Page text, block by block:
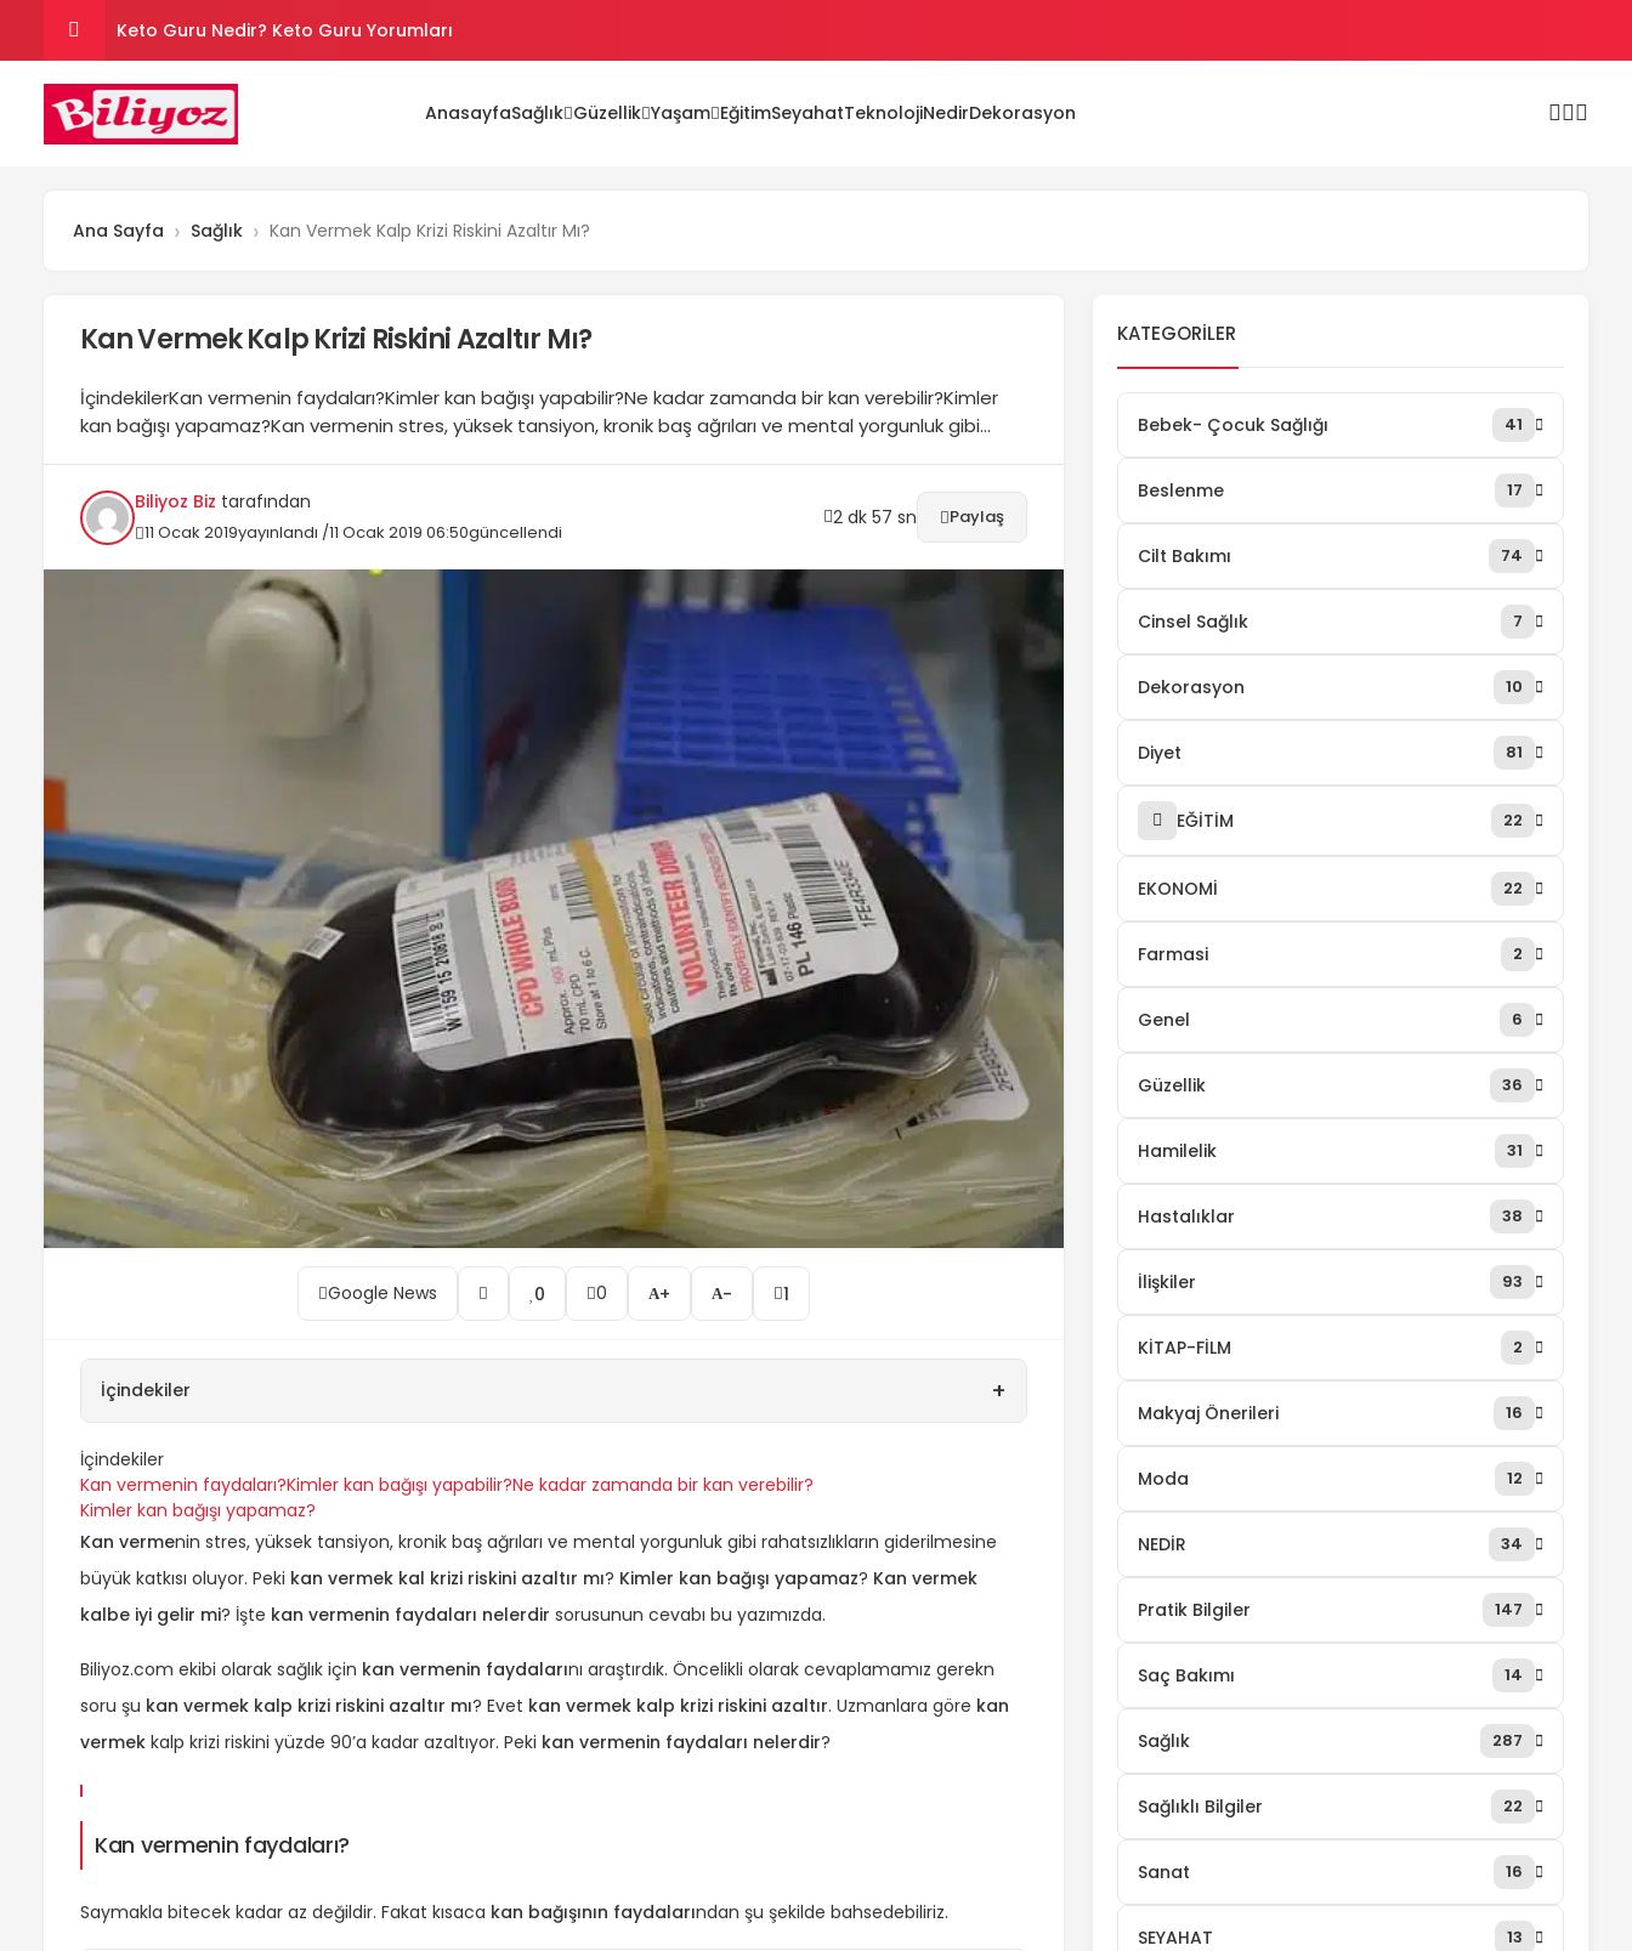
Keto Guru Nedir? Keto Guru Yorumları
Karındaki Selülitler Nasıl Gider? Göbek Selüliti
Loreal Paris Hydra Genius Kullanıcı Yorumları
AnasayfaSağlık Güzellik Yaşam EğitimSeyahatTeknolojiNedirDekorasyon
Ana Sayfa Sağlık Kan Vermek Kalp Krizi Riskini Azaltır Mı?
Kan Vermek Kalp Krizi Riskini Azaltır Mı?
İçindekilerKan vermenin faydaları?Kimler kan bağışı yapabilir?Ne kadar zamanda bir kan verebilir?Kimler
kan bağışı yapamaz?Kan vermenin stres, yüksek tansiyon, kronik baş ağrıları ve mental yorgunluk gibi
Biliyoz Biz tarafından
11 Ocak 2019yayınlandı /11 Ocak 2019 06:50güncellendi
2 dk 57 sn Paylaş
Google News 0 0 + - 1
İçindekiler +
İçindekiler
Kan vermenin faydaları?Kimler kan bağışı yapabilir?Ne kadar zamanda bir kan verebilir?
Kimler kan bağışı yapamaz?
Kan vermenin stres, yüksek tansiyon, kronik baş ağrıları ve mental yorgunluk gibi rahatsızlıkların giderilmesine
büyük katkısı oluyor. Peki kan vermek kal krizi riskini azaltır mı? Kimler kan bağışı yapamaz? Kan vermek
kalbe iyi gelir mi? İşte kan vermenin faydaları nelerdir sorusunun cevabı bu yazımızda.
Biliyoz.com ekibi olarak sağlık için kan vermenin faydalarını araştırdık. Öncelikli olarak cevaplamamız gerekn
soru şu kan vermek kalp krizi riskini azaltır mı? Evet kan vermek kalp krizi riskini azaltır. Uzmanlara göre kan
vermek kalp krizi riskini yüzde 90’a kadar azaltıyor. Peki kan vermenin faydaları nelerdir?
Kan vermenin faydaları?
Saymakla bitecek kadar az değildir. Fakat kısaca kan bağışının faydalarından şu şekilde bahsedebiliriz.
KATEGORILER
Bebek- Çocuk Sağlığı 41
Beslenme 17
Cilt Bakımı 74
Cinsel Sağlık 7
Dekorasyon 10
Diyet 81
EĞİTİM 22
EKONOMİ 22
Farmasi 2
Genel 6
Güzellik 36
Hamilelik 31
Hastalıklar 38
İlişkiler 93
KİTAP-FİLM 2
Makyaj Önerileri 16
Moda 12
NEDİR 34
Pratik Bilgiler 147
Saç Bakımı 14
Sağlık 287
Sağlıklı Bilgiler 22
Sanat 16
SEYAHAT 13